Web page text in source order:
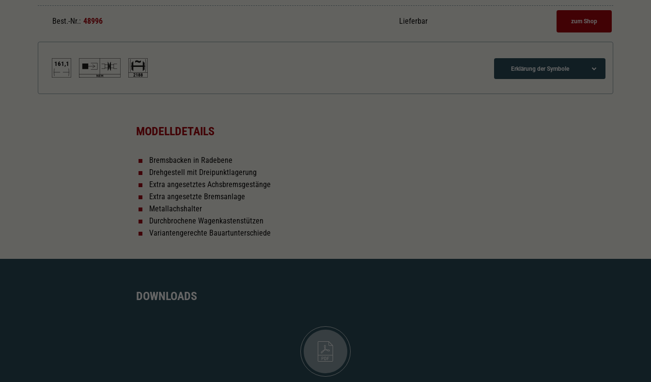
Best.-Nr.: 48996 Lieferbar zum Shop
161,1
2188
Erklärung der Symbole
MODELLDETAILS
Bremsbacken in Radebene
Drehgestell mit Dreipunktlagerung
Extra angesetztes Achsbremsgestänge
Extra angesetzte Bremsanlage
Metallachshalter
Durchbrochene Wagenkastenstützen
Variantengerechte Bauartunterschiede
DOWNLOADS
Einstellungen, falls der Webseiten-Betreiber dies